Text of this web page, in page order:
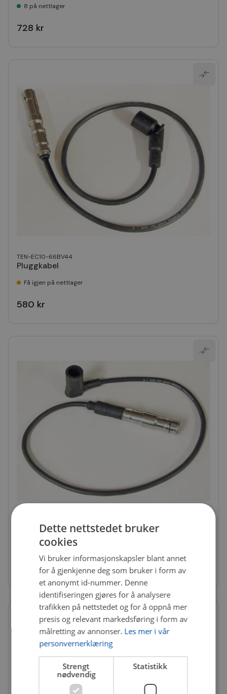
8 på nettlager
728 kr
TEN-EC10-66BV44
Pluggkabel
Få igjen på nettlager
580 kr
Pluggkabel
Få igjen på nettlager
783 kr
Dette nettstedet bruker
cookies
Vi bruker informasjonskapsler blant annet
for å gjenkjenne deg som bruker i form av
et anonymt id-nummer. Denne
identifiseringen gjøres for å analysere
trafikken på nettstedet og for å oppnå mer
presis og relevant markedsføring i form av
målretting av annonser. Les mer i vår
personvernerklæring
Strengt
nødvendig
Statistikk